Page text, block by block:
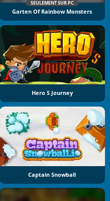
SEULEMENT SUR PC
Garten Of Rainbow Monsters
Hero S Journey
Captain Snowball